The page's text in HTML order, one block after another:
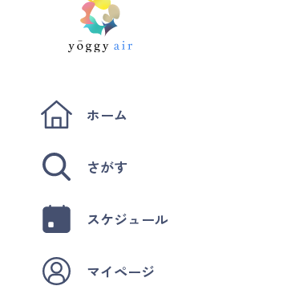
ホーム
さがす
スケジュール
マイページ